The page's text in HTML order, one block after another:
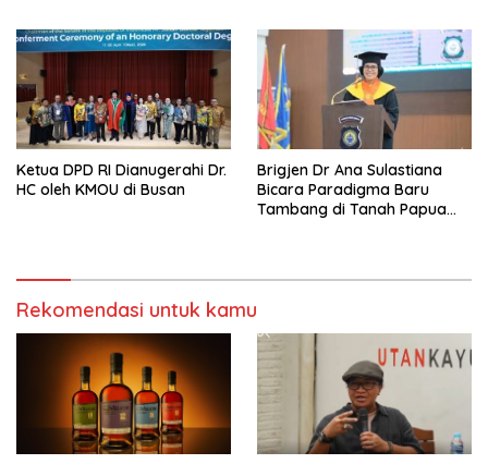
Ketua DPD RI Dianugerahi Dr.
HC oleh KMOU di Busan
Brigjen Dr Ana Sulastiana
Bicara Paradigma Baru
Tambang di Tanah Papua
Rekomendasi untuk kamu